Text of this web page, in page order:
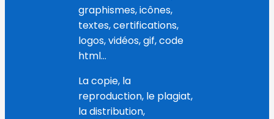
graphismes, icônes,
textes, certifications,
logos, vidéos, gif, code
html…
La copie, la
reproduction, le plagiat,
la distribution,